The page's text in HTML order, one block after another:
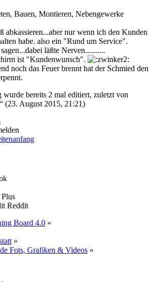
Bauen, Montieren, Nebengewerke
abkassieren...aber nur wenn ich den Kunden
habe. also ein "Rund um Service".
läßte Nerven..........
ist "Kundenwunsch".
noch das Feuer brennt hat der Schmied den
wurde bereits 2 mal editiert, zuletzt von
“ (23. August 2015, 21:21)
Reddit
Board 4.0 »
»
Fots, Grafiken & Videos »